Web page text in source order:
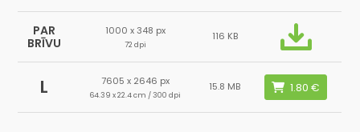
PAR
BRĪVU
1000 x 348 px
72 dpi
116 KB
L 7605 x 2646 px
64.39 x 22.4 cm / 300 dpi
15.8 MB